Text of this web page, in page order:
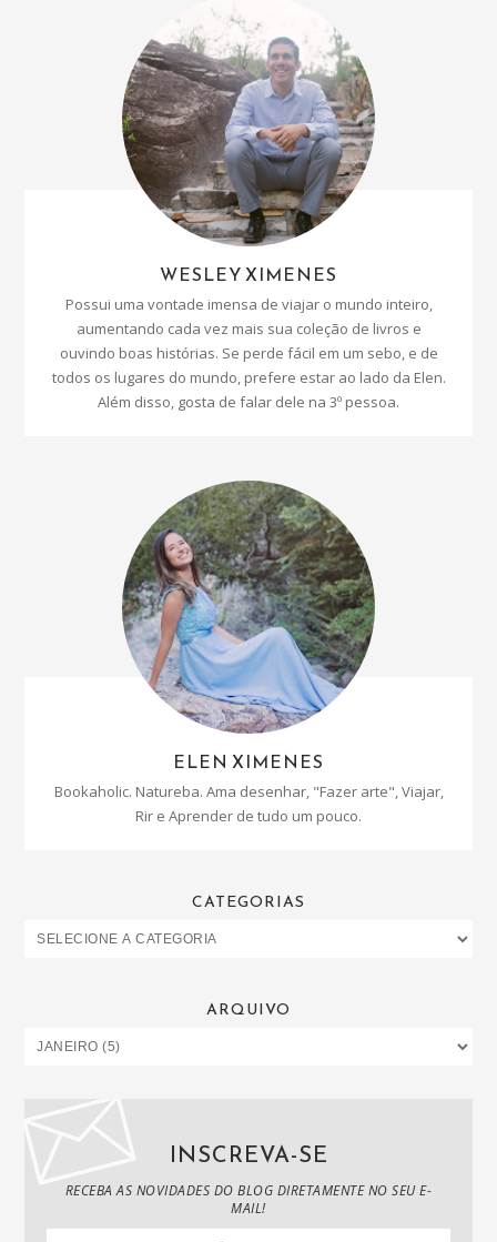
WESLEY XIMENES
Possui uma vontade imensa de viajar o mundo inteiro,
aumentando cada vez mais sua coleção de livros e
ouvindo boas histórias. Se perde fácil em um sebo, e de
todos os lugares do mundo, prefere estar ao lado da Elen.
Além disso, gosta de falar dele na 3º pessoa.
ELEN XIMENES
Bookaholic. Natureba. Ama desenhar, "Fazer arte", Viajar,
Rir e Aprender de tudo um pouco.
CATEGORIAS
ARQUIVO
INSCREVA-SE
RECEBA AS NOVIDADES DO BLOG DIRETAMENTE NO SEU E-
MAIL!